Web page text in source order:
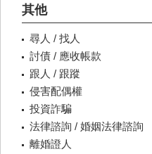
其他
尋人 / 找人
討債 / 應收帳款
跟人 / 跟蹤
侵害配偶權
投資詐騙
法律諮詢 / 婚姻法律諮詢
離婚證人